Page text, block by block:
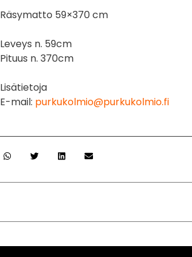
Räsymatto 59×370 cm
Leveys n. 59cm
Pituus n. 370cm
Lisätietoja
E-mail: purkukolmio@purkukolmio.fi